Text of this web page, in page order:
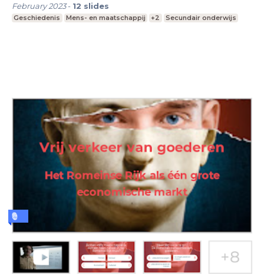
February 2023- 12 slides
Geschiedenis Mens- en maatschappij +2 Secundair onderwijs